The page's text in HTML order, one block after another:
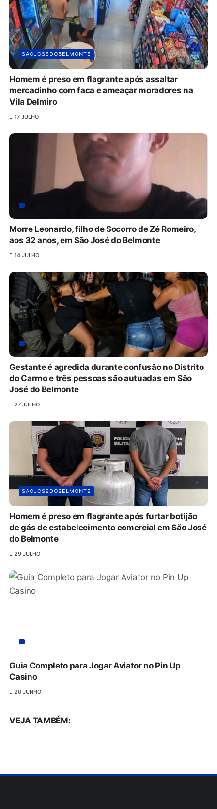
SAOJOSEDOBELMONTE
Homem é preso em flagrante após assaltar
mercadinho com faca e ameaçar moradores na
Vila Delmiro
17 JULHO
Morre Leonardo, filho de Socorro de Zé Romeiro,
aos 32 anos, em São José do Belmonte
14 JULHO
Gestante é agredida durante confusão no Distrito
do Carmo e três pessoas são autuadas em São
José do Belmonte
27 JULHO
SAOJOSEDOBELMONTE
Homem é preso em flagrante após furtar botijão
de gás de estabelecimento comercial em São José
do Belmonte
29 JULHO
Guia Completo para Jogar Aviator no Pin Up
Casino
20 JUNHO
VEJA TAMBÉM: